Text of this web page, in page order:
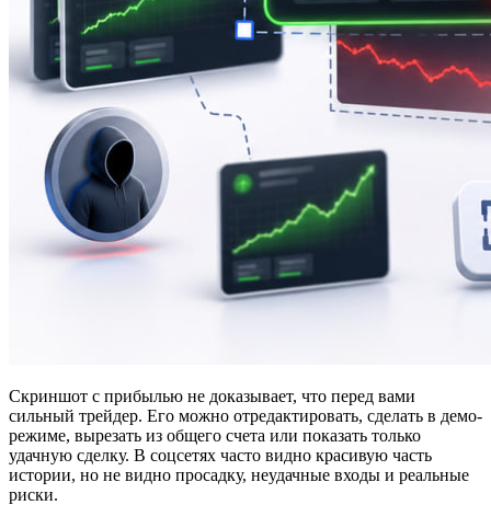
Скриншот с прибылью не доказывает, что перед вами
сильный трейдер. Его можно отредактировать, сделать в демо-
режиме, вырезать из общего счета или показать только
удачную сделку. В соцсетях часто видно красивую часть
истории, но не видно просадку, неудачные входы и реальные
риски.